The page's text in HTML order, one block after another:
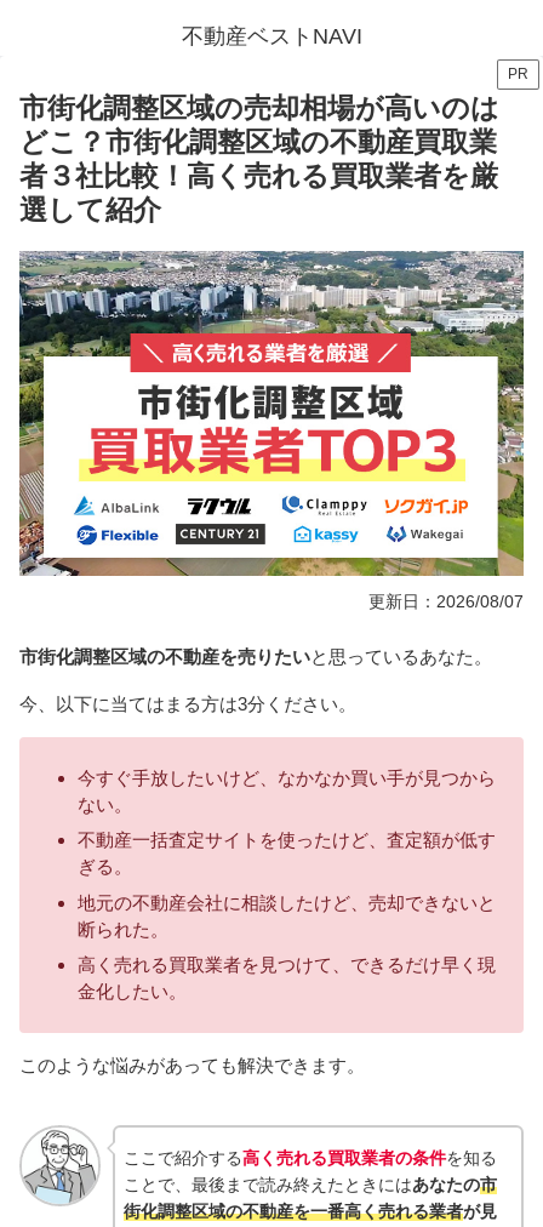
不動産ベストNAVI
PR
市街化調整区域の売却相場が高いのは
どこ？市街化調整区域の不動産買取業
者３社比較！高く売れる買取業者を厳
選して紹介
更新日：2026/08/07
市街化調整区域の不動産を売りたいと思っているあなた。
今、以下に当てはまる方は3分ください。
今すぐ手放したいけど、なかなか買い手が見つから
ない。
不動産一括査定サイトを使ったけど、査定額が低す
ぎる。
地元の不動産会社に相談したけど、売却できないと
断られた。
高く売れる買取業者を見つけて、できるだけ早く現
金化したい。
このような悩みがあっても解決できます。
ここで紹介する高く売れる買取業者の条件を知る
ことで、最後まで読み終えたときにはあなたの市
街化調整区域の不動産を一番高く売れる業者が見